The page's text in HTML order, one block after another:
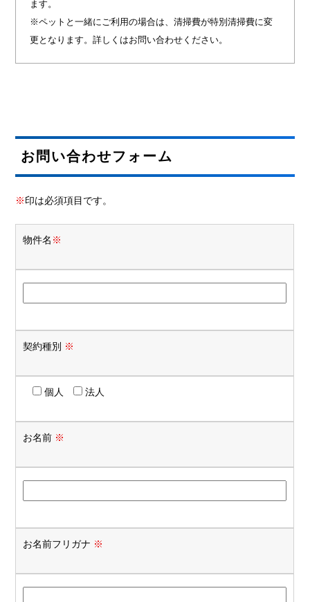
ます。
※ペットと一緒にご利用の場合は、清掃費が特別清掃費に変
更となります。詳しくはお問い合わせください。
お問い合わせフォーム
※印は必須項目です。
物件名 ※
契約種別 ※
個人 法人
お名前 ※
お名前フリガナ ※